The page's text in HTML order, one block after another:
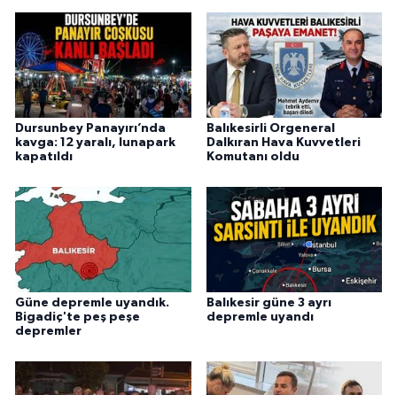
Dursunbey Panayırı’nda
kavga: 12 yaralı, lunapark
kapatıldı
Balıkesirli Orgeneral
Dalkıran Hava Kuvvetleri
Komutanı oldu
Güne depremle uyandık.
Bigadiç'te peş peşe
depremler
Balıkesir güne 3 ayrı
depremle uyandı